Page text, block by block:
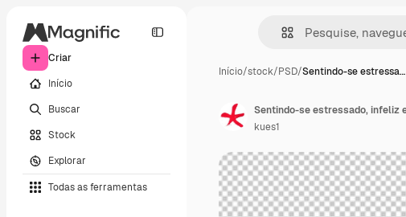
Criar
Início
Buscar
Stock
Explorar
Todas as ferramentas
Início/stock/PSD/Sentindo-se estressa…
kues1